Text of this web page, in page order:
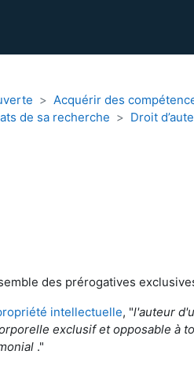
Acquérir des
de sa recherche
Droit
des prérogatives
intellectuelle, "l'auteur
exclusif et opposable à
."